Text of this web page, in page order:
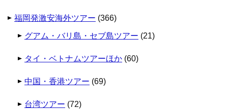
福岡発激安海外ツアー (366)
グアム・バリ島・セブ島ツアー (21)
タイ・ベトナムツアーほか (60)
中国・香港ツアー (69)
台湾ツアー (72)